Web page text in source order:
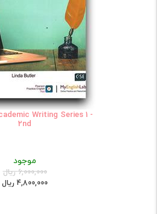
Writing Series 1 -
2nd
موجود
6,000,000 ریال
4,800,000 ریال